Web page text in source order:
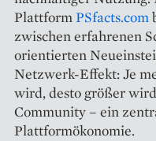
PlattformPSfacts.com
zwischen erfahrenen
orientierten
Netzwerk-Effekt: Je
wird, desto größer
Community – ein
Plattformökonomie.